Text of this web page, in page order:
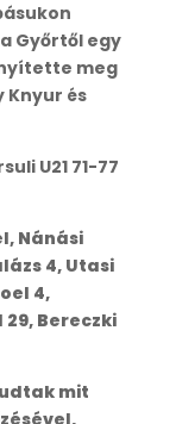
Győrtől egy
meg
Knyur és
U21 71-77
Nánási
4, Utasi
4,
Bereczki
mit